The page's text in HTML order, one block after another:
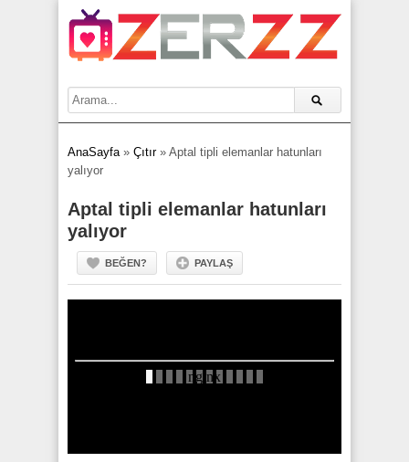
AnaSayfa» Çıtır» Aptal tipli elemanlar hatunları
yalıyor
Aptal tipli elemanlar hatunları
yalıyor
BEĞEN? PAYLAŞ